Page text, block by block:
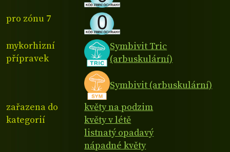
pro zónu 7
mykorhizní
přípravek
Symbivit Tric
(arbuskulární)
Symbivit (arbuskulární)
zařazena do
kategorií
květy na podzim
květy v létě
listnatý opadavý
nápadné květy